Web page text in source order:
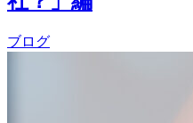
ブログ